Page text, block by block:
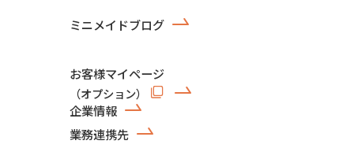
ミニメイドブログ
お客様マイページ
（オプション）
企業情報
業務連携先